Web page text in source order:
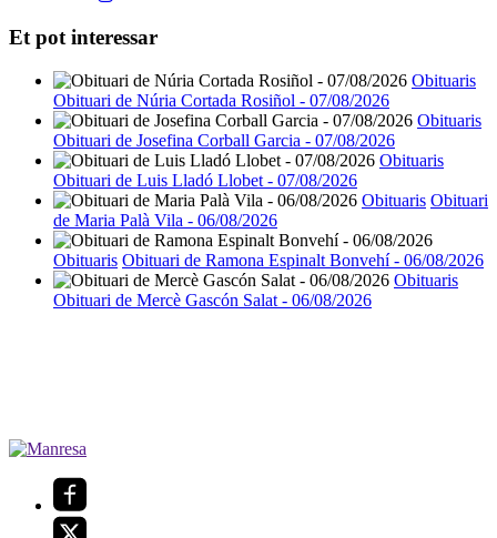
Et pot interessar
Obituaris
Obituari de Núria Cortada Rosiñol - 07/08/2026
Obituaris
Obituari de Josefina Corball Garcia - 07/08/2026
Obituaris
Obituari de Luis Lladó Llobet - 07/08/2026
Obituaris Obituari
de Maria Palà Vila - 06/08/2026
Obituaris Obituari de Ramona Espinalt Bonvehí - 06/08/2026
Obituaris
Obituari de Mercè Gascón Salat - 06/08/2026